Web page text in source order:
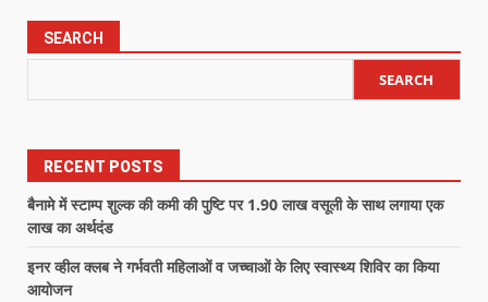
SEARCH
SEARCH
RECENT POSTS
बैनामे में स्टाम्प शुल्क की कमी की पुष्टि पर 1.90 लाख वसूली के साथ लगाया एक
लाख का अर्थदंड
इनर व्हील क्लब ने गर्भवती महिलाओं व जच्चाओं के लिए स्वास्थ्य शिविर का किया
आयोजन